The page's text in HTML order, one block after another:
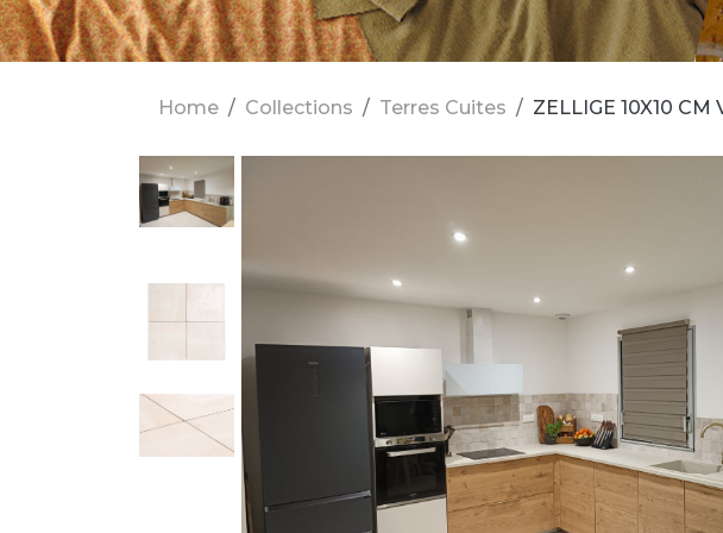
Home Collections Terres Cuites ZELLIGE 10X10 CM